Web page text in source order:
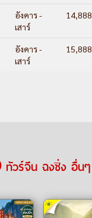
อังคาร -
เสาร์
14,888
อังคาร -
เสาร์
15,888
ทัวร์จีน ฉงชิ่ง อื่นๆ